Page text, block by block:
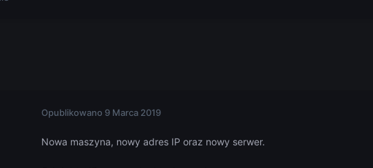
Opublikowano 9 Marca 2019
Nowa maszyna, nowy adres IP oraz nowy serwer.